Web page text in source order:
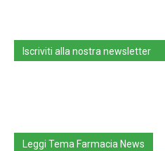
Iscriviti alla nostra newsletter
Leggi Tema Farmacia News